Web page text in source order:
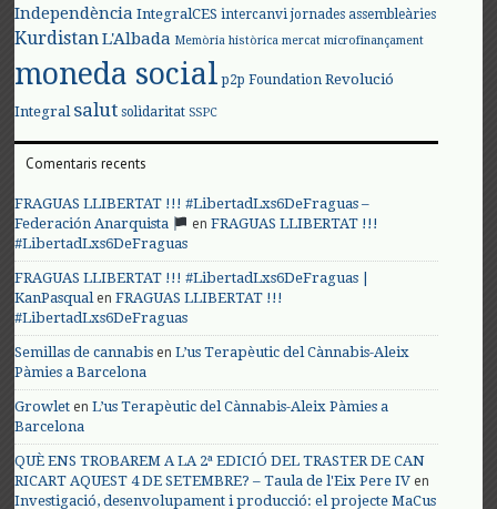
Independència IntegralCES intercanvi jornades assembleàries
KurdistanL'Albada Memòria històrica mercat microfinançament
moneda social p2p Foundation Revolució
Integral salut solidaritat SSPC
Comentaris recents
FRAGUAS LLIBERTAT !!! #LibertadLxs6DeFraguas –
Federación Anarquista
enFRAGUAS LLIBERTAT !!!
#LibertadLxs6DeFraguas
FRAGUAS LLIBERTAT !!! #LibertadLxs6DeFraguas |
KanPasqualenFRAGUAS LLIBERTAT !!!
#LibertadLxs6DeFraguas
Semillas de cannabis enL’us Terapèutic del Cànnabis-Aleix
Pàmies a Barcelona
Growlet enL’us Terapèutic del Cànnabis-Aleix Pàmies a
Barcelona
QUÈ ENS TROBAREM A LA 2ª EDICIÓ DEL TRASTER DE CAN
RICART AQUEST 4 DE SETEMBRE? – Taula de l'Eix Pere IV en
Investigació, desenvolupament i producció: el projecte MaCus